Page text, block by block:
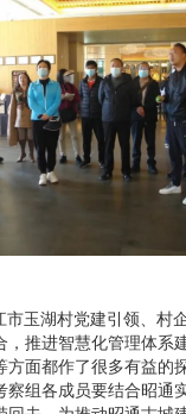
玉湖村党建引领、村
推进智慧化管理体系
面都作了很多有益的
组各成员要结合昭通